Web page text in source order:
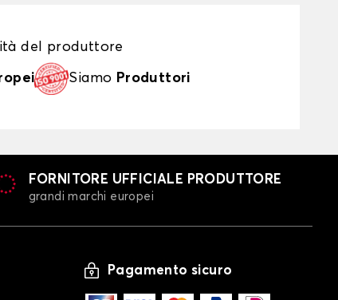
del produttore
Siamo Produttori
FORNITORE UFFICIALE PRODUTTORE
grandi marchi europei
Pagamento sicuro